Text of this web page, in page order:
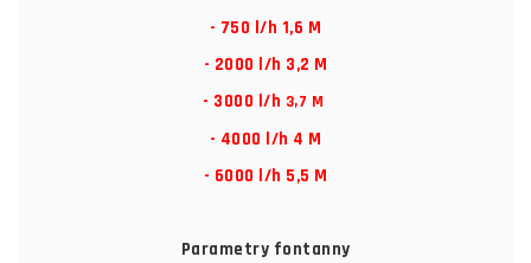
- 750 l/h 1,6 M
- 2000 l/h 3,2 M
- 3000 l/h 3,7 M
- 4000 l/h 4 M
- 6000 l/h 5,5 M
Parametry fontanny